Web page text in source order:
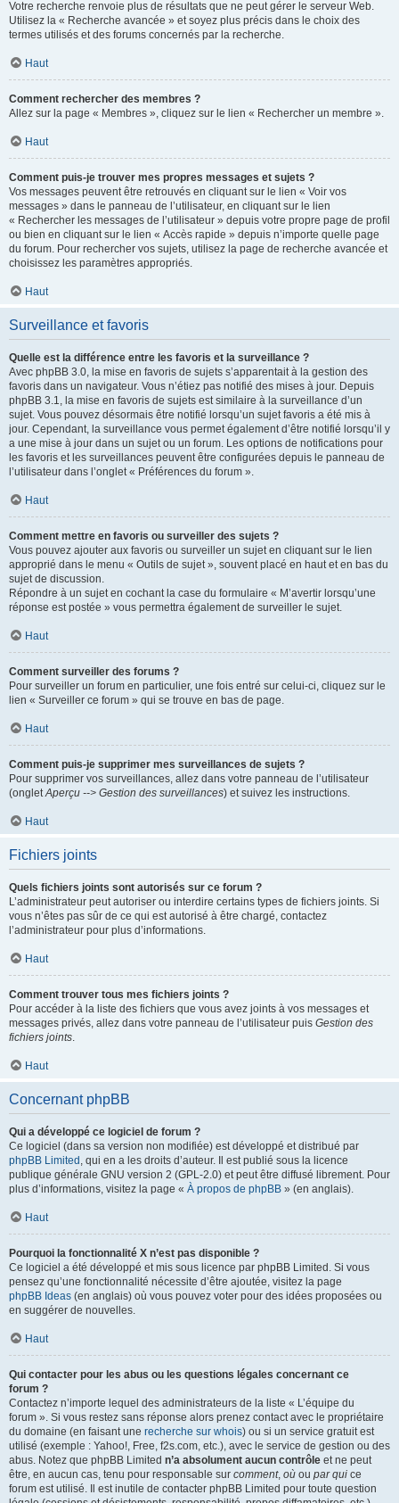
Votre recherche renvoie plus de résultats que ne peut gérer le serveur Web.
Utilisez la « Recherche avancée » et soyez plus précis dans le choix des
termes utilisés et des forums concernés par la recherche.
Haut
Comment rechercher des membres ?
Allez sur la page « Membres », cliquez sur le lien « Rechercher un membre ».
Haut
Comment puis-je trouver mes propres messages et sujets ?
Vos messages peuvent être retrouvés en cliquant sur le lien « Voir vos
messages » dans le panneau de l’utilisateur, en cliquant sur le lien
« Rechercher les messages de l’utilisateur » depuis votre propre page de profil
ou bien en cliquant sur le lien « Accès rapide » depuis n’importe quelle page
du forum. Pour rechercher vos sujets, utilisez la page de recherche avancée et
choisissez les paramètres appropriés.
Haut
Surveillance et favoris
Quelle est la différence entre les favoris et la surveillance ?
Avec phpBB 3.0, la mise en favoris de sujets s’apparentait à la gestion des
favoris dans un navigateur. Vous n’étiez pas notifié des mises à jour. Depuis
phpBB 3.1, la mise en favoris de sujets est similaire à la surveillance d’un
sujet. Vous pouvez désormais être notifié lorsqu’un sujet favoris a été mis à
jour. Cependant, la surveillance vous permet également d’être notifié lorsqu’il y
a une mise à jour dans un sujet ou un forum. Les options de notifications pour
les favoris et les surveillances peuvent être configurées depuis le panneau de
l’utilisateur dans l’onglet « Préférences du forum ».
Haut
Comment mettre en favoris ou surveiller des sujets ?
Vous pouvez ajouter aux favoris ou surveiller un sujet en cliquant sur le lien
approprié dans le menu « Outils de sujet », souvent placé en haut et en bas du
sujet de discussion.
Répondre à un sujet en cochant la case du formulaire « M’avertir lorsqu’une
réponse est postée » vous permettra également de surveiller le sujet.
Haut
Comment surveiller des forums ?
Pour surveiller un forum en particulier, une fois entré sur celui-ci, cliquez sur le
lien « Surveiller ce forum » qui se trouve en bas de page.
Haut
Comment puis-je supprimer mes surveillances de sujets ?
Pour supprimer vos surveillances, allez dans votre panneau de l’utilisateur
(ongletAperçu --> Gestion des surveillances) et suivez les instructions.
Haut
Fichiers joints
Quels fichiers joints sont autorisés sur ce forum ?
L’administrateur peut autoriser ou interdire certains types de fichiers joints. Si
vous n’êtes pas sûr de ce qui est autorisé à être chargé, contactez
l’administrateur pour plus d’informations.
Haut
Comment trouver tous mes fichiers joints ?
Pour accéder à la liste des fichiers que vous avez joints à vos messages et
messages privés, allez dans votre panneau de l’utilisateur puis Gestion des
fichiers joints.
Haut
Concernant phpBB
Qui a développé ce logiciel de forum ?
Ce logiciel (dans sa version non modifiée) est développé et distribué par
phpBB Limited , qui en a les droits d’auteur. Il est publié sous la licence
publique générale GNU version 2 (GPL-2.0) et peut être diffusé librement. Pour
plus d’informations, visitez la page « À propos de phpBB » (en anglais).
Haut
Pourquoi la fonctionnalité X n’est pas disponible ?
Ce logiciel a été développé et mis sous licence par phpBB Limited. Si vous
pensez qu’une fonctionnalité nécessite d’être ajoutée, visitez la page
phpBB Ideas (en anglais) où vous pouvez voter pour des idées proposées ou
en suggérer de nouvelles.
Haut
Qui contacter pour les abus ou les questions légales concernant ce
forum ?
Contactez n’importe lequel des administrateurs de la liste « L’équipe du
forum ». Si vous restez sans réponse alors prenez contact avec le propriétaire
du domaine (en faisant une recherche sur whois) ou si un service gratuit est
utilisé (exemple : Yahoo!, Free, f2s.com, etc.), avec le service de gestion ou des
abus. Notez que phpBB Limited n’a absolument aucun contrôle et ne peut
être, en aucun cas, tenu pour responsable sur comment, où ou par qui ce
forum est utilisé. Il est inutile de contacter phpBB Limited pour toute question